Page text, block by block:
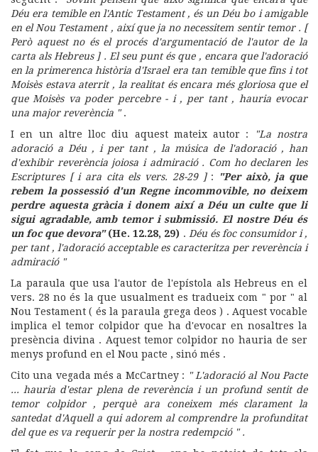
Déu era temible en l'Antic Testament , és un Déu bo i amigable
en el Nou Testament , així que ja no necessitem sentir temor . [
Però aquest no és el procés d'argumentació de l'autor de la
carta als Hebreus ] . El seu punt és que , encara que l'adoració
en la primerenca història d'Israel era tan temible que fins i tot
Moisès estava aterrit , la realitat és encara més gloriosa que el
que Moisès va poder percebre - i , per tant , hauria evocar
una major reverència ".
I en un altre lloc diu aquest mateix autor : "La nostra
adoració a Déu , i per tant , la música de l'adoració , han
d'exhibir reverència joiosa i admiració . Com ho declaren les
Escriptures [ i ara cita els vers. 28-29 ]:
"Per això, ja que
rebem la possessió d'un Regne incommovible, no deixem
perdre aquesta gràcia i donem així a Déu un culte que li
sigui agradable, amb temor i submissió. El nostre Déu és
un foc que devora"(He. 12.28, 29) . Déu és foc consumidor i ,
per tant , l'adoració acceptable es caracteritza per reverència i
admiració "
La paraula que usa l'autor de l'epístola als Hebreus en el
vers. 28 no és la que usualment es tradueix com " por " al
Nou Testament ( és la paraula grega deos ) . Aquest vocable
implica el temor colpidor que ha d'evocar en nosaltres la
presència divina . Aquest temor colpidor no hauria de ser
menys profund en el Nou pacte , sinó més .
Cito una vegada més a McCartney : " L'adoració al Nou Pacte
... hauria d'estar plena de reverència i un profund sentit de
temor colpidor , perquè ara coneixem més clarament la
santedat d'Aquell a qui adorem al comprendre la profunditat
del que es va requerir per la nostra redempció " .